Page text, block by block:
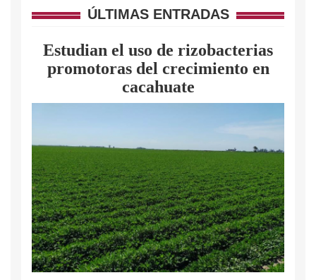
ÚLTIMAS ENTRADAS
Estudian el uso de rizobacterias
promotoras del crecimiento en
cacahuate